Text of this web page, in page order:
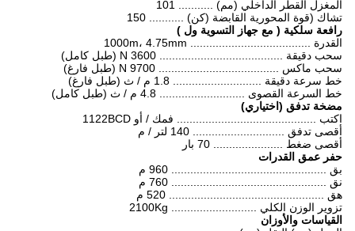
المغزل القطر الداخلي (مم) ........... 101
تشاك (قوة المحورية القابضة (كن) ........... 150
رافعة سلكية ( مع جهاز التسوية ول )
القدرة ...................................... 1000m، 4.75mm
سحب دقيقة ....................................... 3600 N (طبل كامل)
سحب ماكس ...................................... 9700 N (طبل فارغ)
خط سرعة دقيقة ............................ 1.8 م / ث (طبل فارغ)
خط السرعة القصوى ........................... 4.8 م / ث (طبل كامل)
مضخة تدفق (اختياري)
اكتب ............................................ فمك / أو 1122BCD
أقصى تدفق ............................. 140 لتر / م
أقصى ضغط ...................... 70 بار
حفر عمق القدرات
بق ................................................. 960 م
نق ................................................. 760 م
هق ................................................. 520 م
تزوير الوزن الكلي ........................... 2100Kg
القياسات والأوزان